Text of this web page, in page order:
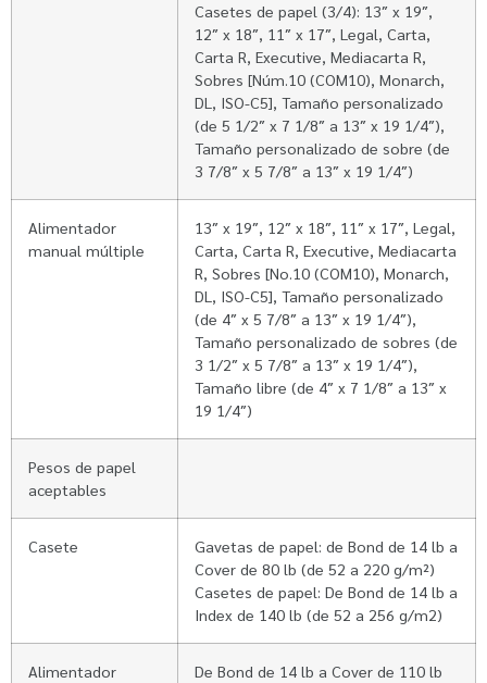
Casetes de papel (3/4): 13″ x 19″,
12″ x 18″, 11″ x 17″, Legal, Carta,
Carta R, Executive, Mediacarta R,
Sobres [Núm.10 (COM10), Monarch,
DL, ISO-C5], Tamaño personalizado
(de 5 1/2″ x 7 1/8″ a 13″ x 19 1/4″),
Tamaño personalizado de sobre (de
3 7/8″ x 5 7/8″ a 13″ x 19 1/4″)
Alimentador
manual múltiple
13″ x 19″, 12″ x 18″, 11″ x 17″, Legal,
Carta, Carta R, Executive, Mediacarta
R, Sobres [No.10 (COM10), Monarch,
DL, ISO-C5], Tamaño personalizado
(de 4″ x 5 7/8″ a 13″ x 19 1/4″),
Tamaño personalizado de sobres (de
3 1/2″ x 5 7/8″ a 13″ x 19 1/4″),
Tamaño libre (de 4″ x 7 1/8″ a 13″ x
19 1/4″)
Pesos de papel
aceptables
Casete
Gavetas de papel: de Bond de 14 lb a
Cover de 80 lb (de 52 a 220 g/m²)
Casetes de papel: De Bond de 14 lb a
Index de 140 lb (de 52 a 256 g/m2)
Alimentador
De Bond de 14 lb a Cover de 110 lb